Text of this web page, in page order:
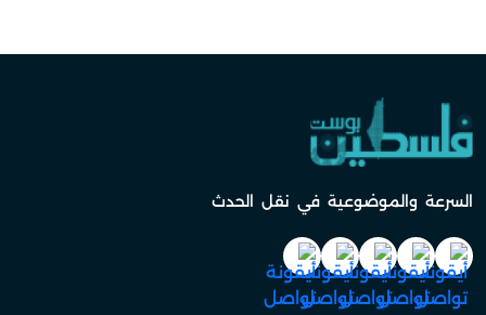
السرعة والموضوعية في نقل الحدث